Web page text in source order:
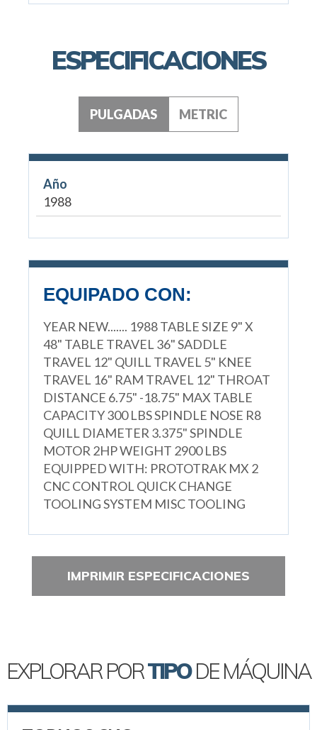
ESPECIFICACIONES
PULGADAS METRIC
Año
1988
EQUIPADO CON:
YEAR NEW....... 1988 TABLE SIZE 9" X
48" TABLE TRAVEL 36" SADDLE
TRAVEL 12" QUILL TRAVEL 5" KNEE
TRAVEL 16" RAM TRAVEL 12" THROAT
DISTANCE 6.75" -18.75" MAX TABLE
CAPACITY 300 LBS SPINDLE NOSE R8
QUILL DIAMETER 3.375" SPINDLE
MOTOR 2HP WEIGHT 2900 LBS
EQUIPPED WITH: PROTOTRAK MX 2
CNC CONTROL QUICK CHANGE
TOOLING SYSTEM MISC TOOLING
IMPRIMIR ESPECIFICACIONES
EXPLORAR PORTIPODE MÁQUINA